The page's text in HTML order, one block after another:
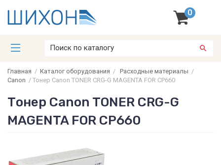
0
Главная / Каталог оборудования / Расходные материалы /
Canon / Тонер Canon TONER CRG-G MAGENTA FOR CP660
Тонер Canon TONER CRG-G
MAGENTA FOR CP660